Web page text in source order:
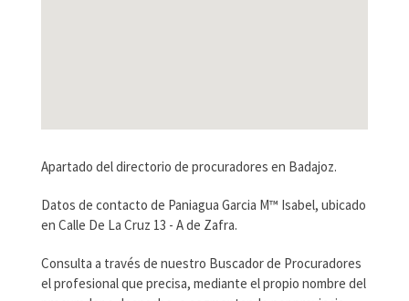
Apartado del directorio de procuradores en Badajoz.
Datos de contacto de Paniagua Garcia M™ Isabel, ubicado
en Calle De La Cruz 13 - A de Zafra.
Consulta a través de nuestro Buscador de Procuradores
el profesional que precisa, mediante el propio nombre del